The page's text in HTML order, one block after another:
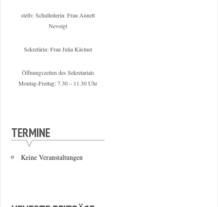
stellv. Schulleiterin: Frau Annett
Nevoigt
Sekretärin: Frau Julia Kästner
Öffnungszeiten des Sekretariats
Montag-Freitag: 7.30 – 11.30 Uhr
TERMINE
Keine Veranstaltungen